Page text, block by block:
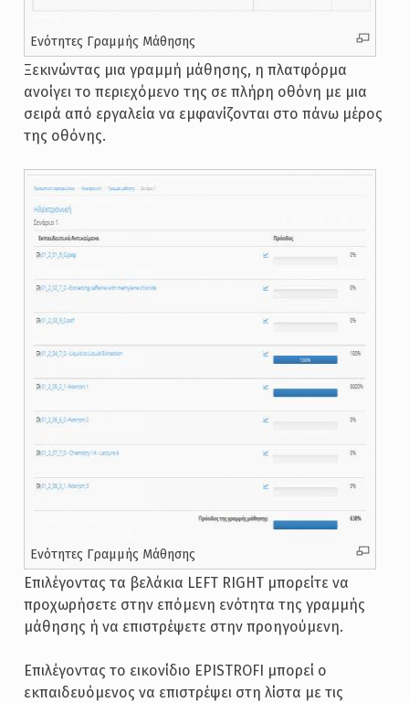
Ενότητες Γραμμής Μάθησης
Ξεκινώντας μια γραμμή μάθησης, η πλατφόρμα
ανοίγει το περιεχόμενο της σε πλήρη οθόνη με μια
σειρά από εργαλεία να εμφανίζονται στο πάνω μέρος
της οθόνης.
Ενότητες Γραμμής Μάθησης
Επιλέγοντας τα βελάκια LEFT RIGHT μπορείτε να
προχωρήσετε στην επόμενη ενότητα της γραμμής
μάθησης ή να επιστρέψετε στην προηγούμενη.
Επιλέγοντας το εικονίδιο EPISTROFI μπορεί ο
εκπαιδευόμενος να επιστρέψει στη λίστα με τις